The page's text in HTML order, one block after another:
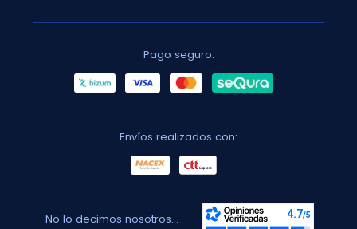
Pago seguro:
Envíos realizados con:
No lo decimos nosotros...